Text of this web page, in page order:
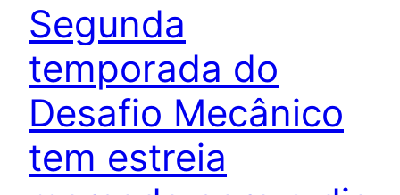
Segunda
temporada do
Desafio Mecânico
tem estreia